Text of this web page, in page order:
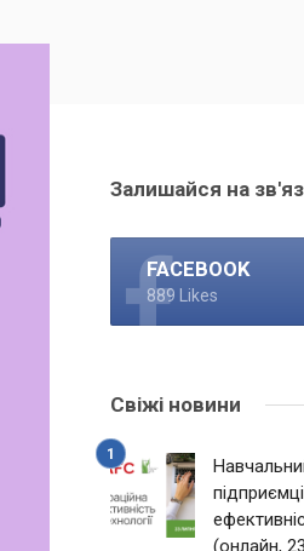
Залишайся на
FACEBOOK
889 Likes
Свіжі новини
(онлайн,